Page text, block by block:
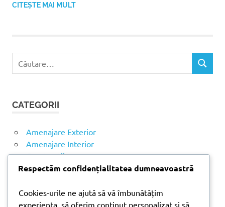
CITEȘTE MAI MULT
ă
u
p
ă
C
CATEGORII
Amenajare Exterior
Amenajare Interior
Construcții
Noutăți
ARTICOLE RECENTE
Respectăm confidențialitatea dumneavoastră
Cookies-urile ne ajută să vă îmbunătățim
experiența, să oferim conținut personalizat și să